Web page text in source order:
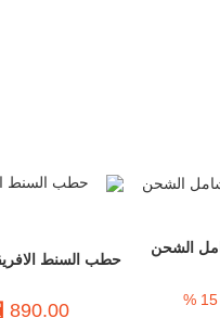
حطب السنط الافريقي 300 كيلو الطول 35 و80 سم
890.00